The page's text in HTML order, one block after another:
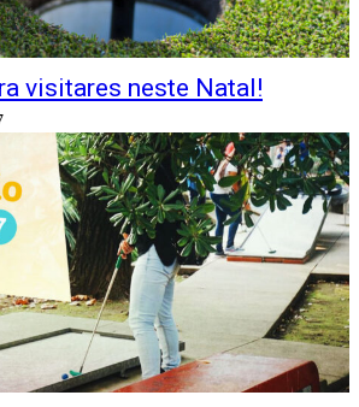
visitares neste Natal!